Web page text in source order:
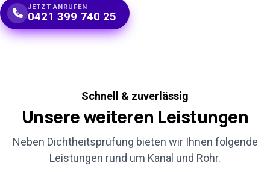
JETZT ANRUFEN
0421 399 740 25
Schnell & zuverlässig
Unsere weiteren Leistungen
Neben Dichtheitsprüfung bieten wir Ihnen folgende
Leistungen rund um Kanal und Rohr.